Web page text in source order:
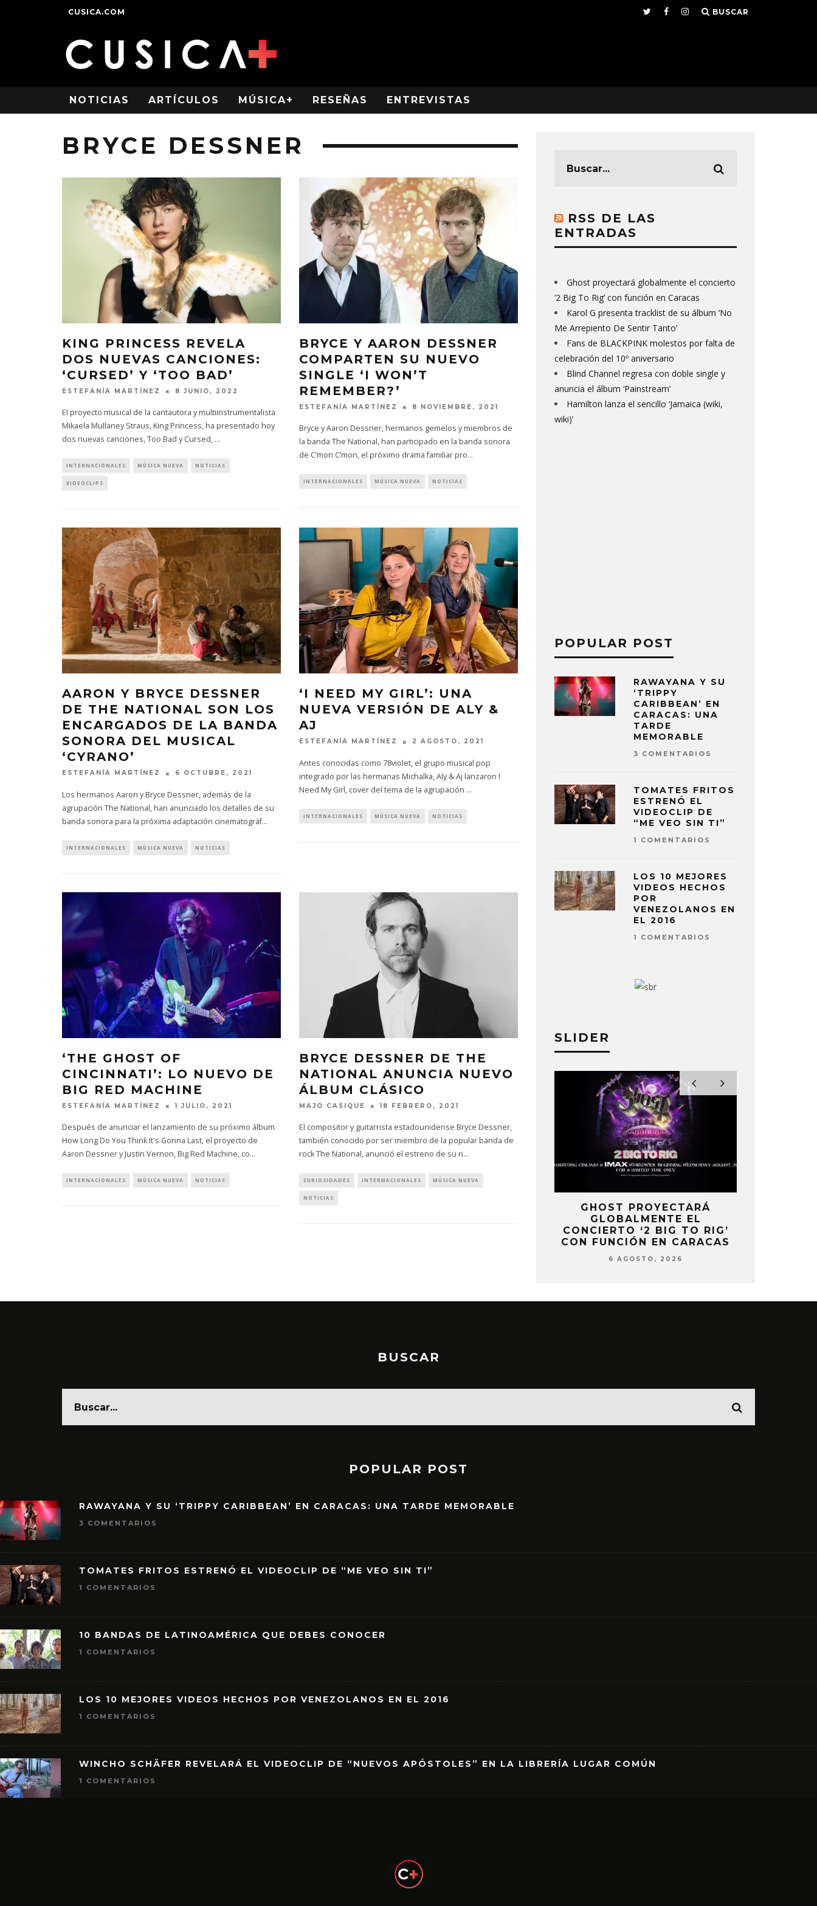
CUSICA.COM BUSCAR
NOTICIAS ARTÍCULOS MÚSICA+ RESEÑAS ENTREVISTAS
BRYCE DESSNER
KING PRINCESS REVELA
DOS NUEVAS CANCIONES:
‘CURSED’ Y ‘TOO BAD’
ESTEFANÍA MARTÍNEZ 8 JUNIO, 2022
El proyecto musical de la cantautora y multiinstrumentalista
Mikaela Mullaney Straus, King Princess, ha presentado hoy
dos nuevas canciones, Too Bad y Cursed, ...
INTERNACIONALES MÚSICA NUEVA NOTICIAS
VIDEOCLIPS
BRYCE Y AARON DESSNER
COMPARTEN SU NUEVO
SINGLE ‘I WON’T
REMEMBER?’
ESTEFANÍA MARTÍNEZ 8 NOVIEMBRE, 2021
Bryce y Aaron Dessner, hermanos gemelos y miembros de
la banda The National, han participado en la banda sonora
de C’mon C’mon, el próximo drama familiar pro...
INTERNACIONALES MÚSICA NUEVA NOTICIAS
AARON Y BRYCE DESSNER
DE THE NATIONAL SON LOS
ENCARGADOS DE LA BANDA
SONORA DEL MUSICAL
‘CYRANO’
ESTEFANÍA MARTÍNEZ 6 OCTUBRE, 2021
Los hermanos Aaron y Bryce Dessner, además de la
agrupación The National, han anunciado los detalles de su
banda sonora para la próxima adaptación cinematográf...
INTERNACIONALES MÚSICA NUEVA NOTICIAS
‘I NEED MY GIRL’: UNA
NUEVA VERSIÓN DE ALY &
AJ
ESTEFANÍA MARTÍNEZ 2 AGOSTO, 2021
Antes conocidas como 78violet, el grupo musical pop
integrado por las hermanas Michalka, Aly & Aj lanzaron I
Need My Girl, cover del tema de la agrupación ...
INTERNACIONALES MÚSICA NUEVA NOTICIAS
‘THE GHOST OF
CINCINNATI’: LO NUEVO DE
BIG RED MACHINE
ESTEFANÍA MARTÍNEZ 1 JULIO, 2021
Después de anunciar el lanzamiento de su próximo álbum
How Long Do You Think It's Gonna Last, el proyecto de
Aaron Dessner y Justin Vernon, Big Red Machine, co...
INTERNACIONALES MÚSICA NUEVA NOTICIAS
BRYCE DESSNER DE THE
NATIONAL ANUNCIA NUEVO
ÁLBUM CLÁSICO
MAJO CASIQUE 18 FEBRERO, 2021
El compositor y guitarrista estadounidense Bryce Dessner,
también conocido por ser miembro de la popular banda de
rock The National, anunció el estreno de su n...
CURIOSIDADES INTERNACIONALES MÚSICA NUEVA
NOTICIAS
RSS DE LAS
ENTRADAS
Ghost proyectará globalmente el concierto
‘2 Big To Rig’ con función en Caracas
Karol G presenta tracklist de su álbum ‘No
Me Arrepiento De Sentir Tanto’
Fans de BLACKPINK molestos por falta de
celebración del 10º aniversario
Blind Channel regresa con doble single y
anuncia el álbum ‘Painstream’
Hamilton lanza el sencillo ‘Jamaica (wiki,
wiki)’
POPULAR POST
RAWAYANA Y SU
‘TRIPPY
CARIBBEAN’ EN
CARACAS: UNA
TARDE
MEMORABLE
3 COMENTARIOS
TOMATES FRITOS
ESTRENÓ EL
VIDEOCLIP DE
“ME VEO SIN TI”
1 COMENTARIOS
LOS 10 MEJORES
VIDEOS HECHOS
POR
VENEZOLANOS EN
EL 2016
1 COMENTARIOS
SLIDER
GHOST PROYECTARÁ
GLOBALMENTE EL
CONCIERTO ‘2 BIG TO RIG’
CON FUNCIÓN EN CARACAS
6 AGOSTO, 2026
BUSCAR
POPULAR POST
RAWAYANA Y SU ‘TRIPPY CARIBBEAN’ EN CARACAS: UNA TARDE MEMORABLE
3 COMENTARIOS
TOMATES FRITOS ESTRENÓ EL VIDEOCLIP DE “ME VEO SIN TI”
1 COMENTARIOS
10 BANDAS DE LATINOAMÉRICA QUE DEBES CONOCER
1 COMENTARIOS
LOS 10 MEJORES VIDEOS HECHOS POR VENEZOLANOS EN EL 2016
1 COMENTARIOS
WINCHO SCHÄFER REVELARÁ EL VIDEOCLIP DE “NUEVOS APÓSTOLES” EN LA LIBRERÍA LUGAR COMÚN
1 COMENTARIOS